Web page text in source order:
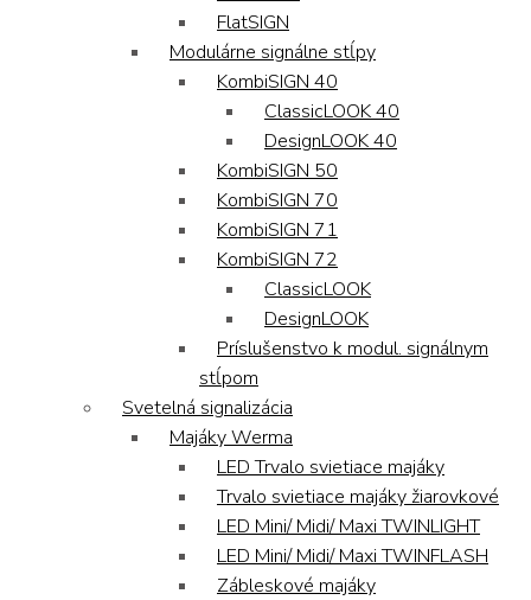
FlatSIGN
Modulárne signálne stĺpy
KombiSIGN 40
ClassicLOOK 40
DesignLOOK 40
KombiSIGN 50
KombiSIGN 70
KombiSIGN 71
KombiSIGN 72
ClassicLOOK
DesignLOOK
Príslušenstvo k modul. signálnym
stĺpom
Svetelná signalizácia
Majáky Werma
LED Trvalo svietiace majáky
Trvalo svietiace majáky žiarovkové
LED Mini/ Midi/ Maxi TWINLIGHT
LED Mini/ Midi/ Maxi TWINFLASH
Zábleskové majáky